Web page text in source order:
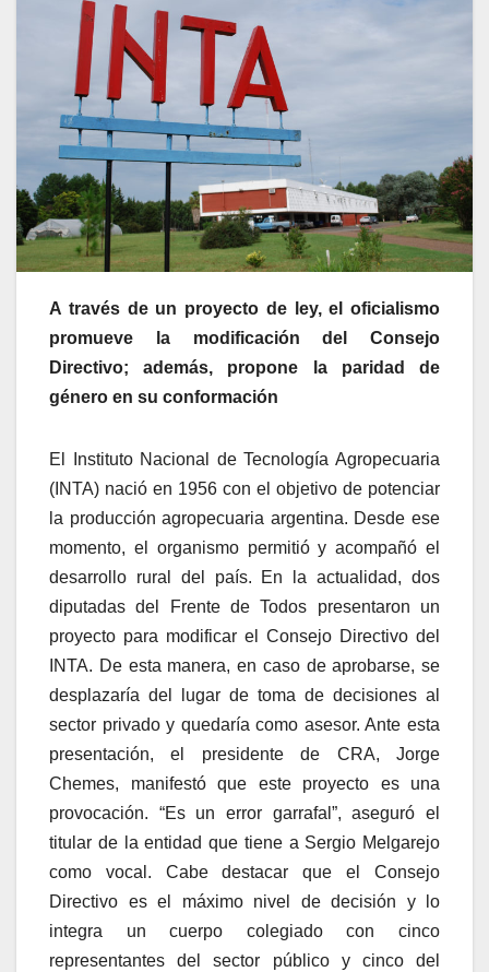
A través de un proyecto de ley, el oficialismo
promueve la modificación del Consejo
Directivo; además, propone la paridad de
género en su conformación
El Instituto Nacional de Tecnología Agropecuaria
(INTA) nació en 1956 con el objetivo de potenciar
la producción agropecuaria argentina. Desde ese
momento, el organismo permitió y acompañó el
desarrollo rural del país. En la actualidad, dos
diputadas del Frente de Todos presentaron un
proyecto para modificar el Consejo Directivo del
INTA. De esta manera, en caso de aprobarse, se
desplazaría del lugar de toma de decisiones al
sector privado y quedaría como asesor. Ante esta
presentación, el presidente de CRA, Jorge
Chemes, manifestó que este proyecto es una
provocación. “Es un error garrafal”, aseguró el
titular de la entidad que tiene a Sergio Melgarejo
como vocal. Cabe destacar que el Consejo
Directivo es el máximo nivel de decisión y lo
integra un cuerpo colegiado con cinco
representantes del sector público y cinco del